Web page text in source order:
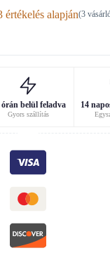
értékelés alapján(3
órán belül feladva
Gyors szállítás
14